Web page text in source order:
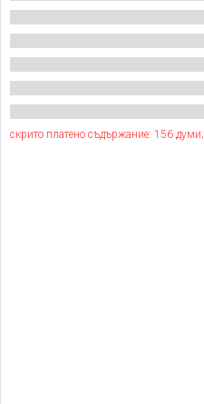
скрито платено съдържание: 156 думи;